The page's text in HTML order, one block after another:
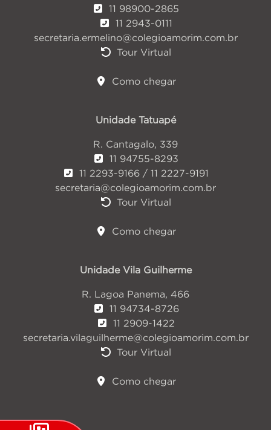
11 98900-2865
11 2943-0111
secretaria.ermelino@colegioamorim.com.br
Tour Virtual
Como chegar
Unidade Tatuapé
R. Cantagalo, 339
11 94755-8293
11 2293-9166 / 11 2227-9191
secretaria@colegioamorim.com.br
Tour Virtual
Como chegar
Unidade Vila Guilherme
R. Lagoa Panema, 466
11 94734-8726
11 2909-1422
secretaria.vilaguilherme@colegioamorim.com.br
Tour Virtual
Como chegar